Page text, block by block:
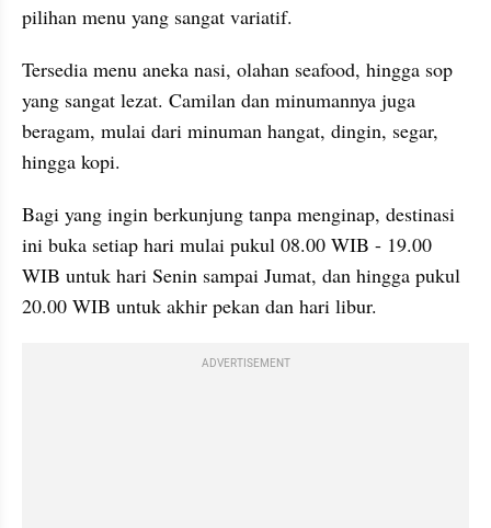
pilihan menu yang sangat variatif.
Tersedia menu aneka nasi, olahan seafood, hingga sop
yang sangat lezat. Camilan dan minumannya juga
beragam, mulai dari minuman hangat, dingin, segar,
hingga kopi.
Bagi yang ingin berkunjung tanpa menginap, destinasi
ini buka setiap hari mulai pukul 08.00 WIB - 19.00
WIB untuk hari Senin sampai Jumat, dan hingga pukul
20.00 WIB untuk akhir pekan dan hari libur.
ADVERTISEMENT